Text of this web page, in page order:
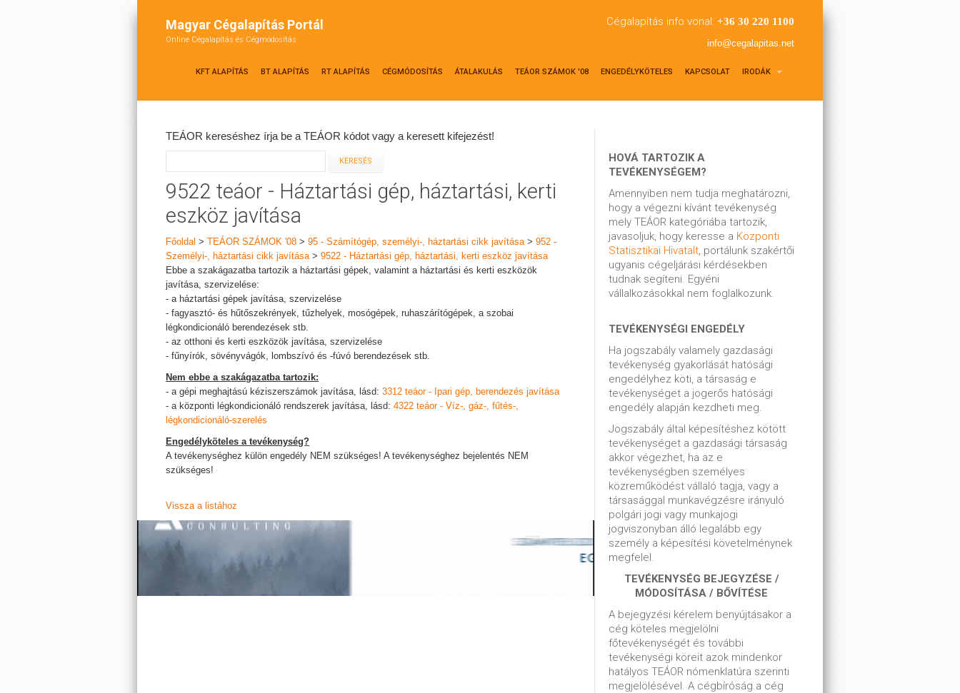
Magyar Cégalapítás Portál
Online Cégalapítás és Cégmódosítás
Cégalapítás info vonal: +36 30 220 1100
info@cegalapitas.net
KFT ALAPÍTÁS BT ALAPÍTÁS RT ALAPÍTÁS CÉGMÓDOSÍTÁS ÁTALAKULÁS TEÁOR SZÁMOK '08 ENGEDÉLYKÖTELES KAPCSOLAT IRODÁK
TEÁOR kereséshez írja be a TEÁOR kódot vagy a keresett kifejezést!
9522 teáor - Háztartási gép, háztartási, kerti
eszköz javítása
Főoldal > TEÁOR SZÁMOK '08 > 95 - Számítógép, személyi-, háztartási cikk javítása> 952 -
Személyi-, háztartási cikk javítása> 9522 - Háztartási gép, háztartási, kerti eszköz javítása
Ebbe a szakágazatba tartozik a háztartási gépek, valamint a háztartási és kerti eszközök
javítása, szervizelése:
- a háztartási gépek javítása, szervizelése
- fagyasztó- és hűtőszekrények, tűzhelyek, mosógépek, ruhaszárítógépek, a szobai
légkondicionáló berendezések stb.
- az otthoni és kerti eszközök javítása, szervizelése
- fűnyírók, sövényvágók, lombszívó és -fúvó berendezések stb.
Nem ebbe a szakágazatba tartozik:
- a gépi meghajtású kéziszerszámok javítása, lásd: 3312 teáor - Ipari gép, berendezés javítása
- a központi légkondicionáló rendszerek javítása, lásd: 4322 teáor - Víz-, gáz-, fűtés-,
légkondicionáló-szerelés
Engedélyköteles a tevékenység?
A tevékenységhez külön engedély NEM szükséges! A tevékenységhez bejelentés NEM
szükséges!
Vissza a listához
HOVÁ TARTOZIK A
TEVÉKENYSÉGEM?
Amennyiben nem tudja meghatározni,
hogy a végezni kívánt tevékenység
mely TEÁOR kategóriába tartozik,
javasoljuk, hogy keresse a Központi
Statisztikai Hivatalt, portálunk szakértői
ugyanis cégeljárási kérdésekben
tudnak segíteni. Egyéni
vállalkozásokkal nem foglalkozunk.
TEVÉKENYSÉGI ENGEDÉLY
Ha jogszabály valamely gazdasági
tevékenység gyakorlását hatósági
engedélyhez köti, a társaság e
tevékenységet a jogerős hatósági
engedély alapján kezdheti meg.
Jogszabály által képesítéshez kötött
tevékenységet a gazdasági társaság
akkor végezhet, ha az e
tevékenységben személyes
közreműködést vállaló tagja, vagy a
társasággal munkavégzésre irányuló
polgári jogi vagy munkajogi
jogviszonyban álló legalább egy
személy a képesítési követelménynek
megfelel.
TEVÉKENYSÉG BEJEGYZÉSE /
MÓDOSÍTÁSA / BŐVÍTÉSE
A bejegyzési kérelem benyújtásakor a
cég köteles megjelölni
főtevékenységét és további
tevékenységi köreit azok mindenkor
hatályos TEÁOR nómenklatúra szerinti
megjelölésével. A cégbíróság a cég